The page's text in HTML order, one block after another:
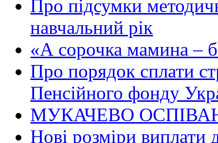
Про підсумки
навчальний рік
«А сорочка мамина –
Про порядок сплати
Пенсійного фонду
МУКАЧЕВО
Нові розміри виплати